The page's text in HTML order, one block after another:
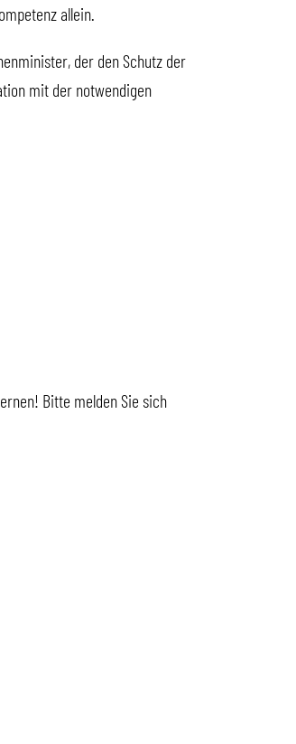
allein.
der den Schutz der
mit der notwendigen
Bitte melden Sie sich